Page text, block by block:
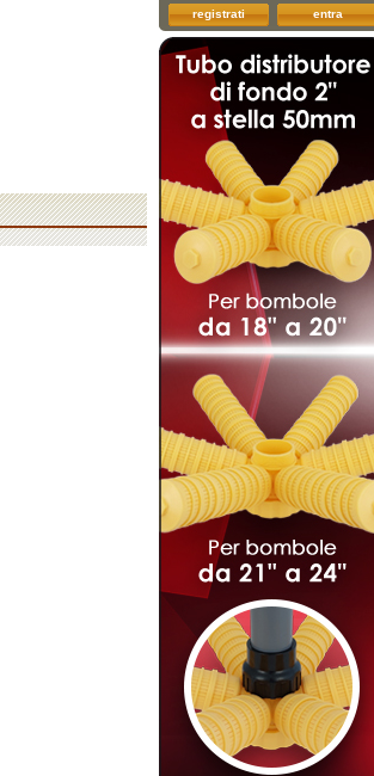
entra
registrati